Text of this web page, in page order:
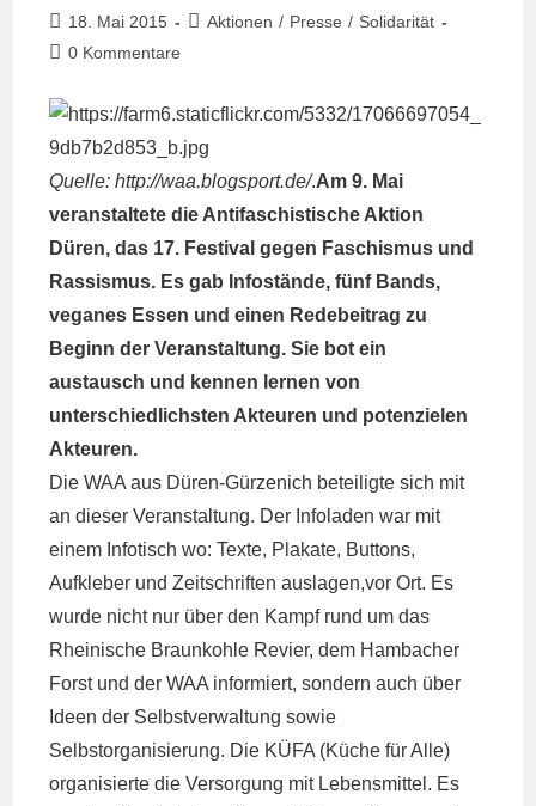
Beitrag
veröffentlicht:
18. Mai 2015
Beitrags-
Aktionen / Presse / Solidarität
Beitrags-
0 Kommentare
Quelle:http://waa.blogsport.de/.Am 9. Mai
veranstaltete die Antifaschistische Aktion
Düren, das 17. Festival gegen Faschismus und
Rassismus. Es gab Infostände, fünf Bands,
veganes Essen und einen Redebeitrag zu
Beginn der Veranstaltung. Sie bot ein
austausch und kennen lernen von
unterschiedlichsten Akteuren und potenzielen
Akteuren.
Die WAA aus Düren-Gürzenich beteiligte sich mit
an dieser Veranstaltung. Der Infoladen war mit
einem Infotisch wo: Texte, Plakate, Buttons,
Aufkleber und Zeitschriften auslagen,vor Ort. Es
wurde nicht nur über den Kampf rund um das
Rheinische Braunkohle Revier, dem Hambacher
Forst und der WAA informiert, sondern auch über
Ideen der Selbstverwaltung sowie
Selbstorganisierung. Die KÜFA (Küche für Alle)
organisierte die Versorgung mit Lebensmittel. Es